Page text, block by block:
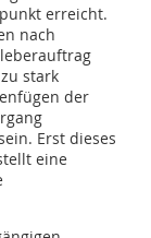
erreicht.
nach
stark
der
Erst dieses
eine